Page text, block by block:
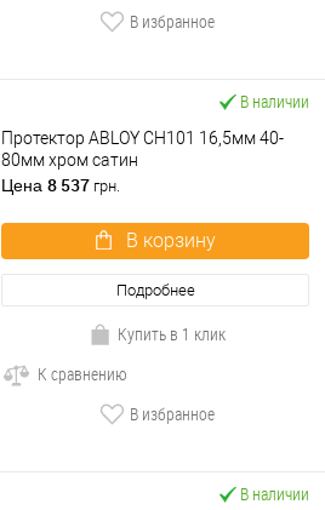
В избранное
В наличии
Протектор ABLOY CH101 16,5мм 40-
80мм хром сатин
Цена 8 537 грн.
В корзину
Подробнее
Купить в 1 клик
К сравнению
В избранное
В наличии